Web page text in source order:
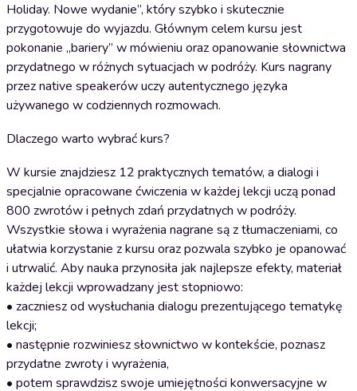
Holiday. Nowe wydanie”, który szybko i skutecznie
przygotowuje do wyjazdu. Głównym celem kursu jest
pokonanie „bariery” w mówieniu oraz opanowanie słownictwa
przydatnego w różnych sytuacjach w podróży. Kurs nagrany
przez native speakerów uczy autentycznego języka
używanego w codziennych rozmowach.
Dlaczego warto wybrać kurs?
W kursie znajdziesz 12 praktycznych tematów, a dialogi i
specjalnie opracowane ćwiczenia w każdej lekcji uczą ponad
800 zwrotów i pełnych zdań przydatnych w podróży.
Wszystkie słowa i wyrażenia nagrane są z tłumaczeniami, co
ułatwia korzystanie z kursu oraz pozwala szybko je opanować
i utrwalić. Aby nauka przynosiła jak najlepsze efekty, materiał
każdej lekcji wprowadzany jest stopniowo:
• zaczniesz od wysłuchania dialogu prezentującego tematykę
lekcji;
• następnie rozwiniesz słownictwo w kontekście, poznasz
przydatne zwroty i wyrażenia,
• potem sprawdzisz swoje umiejętności konwersacyjne w